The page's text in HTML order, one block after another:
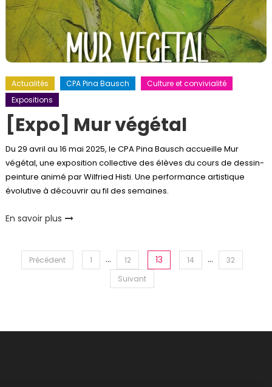
Actualités CPA Pina Bausch
Culture et convivialité
Expositions
[Expo] Mur végétal
Du 29 avril au 16 mai 2025, le CPA Pina Bausch accueille Mur
végétal, une exposition collective des élèves du cours de dessin-
peinture animé par Wilfried Histi. Une performance artistique
évolutive à découvrir au fil des semaines.
En savoir plus
Précédent 1 … 12 13 14 …
32
Suivant